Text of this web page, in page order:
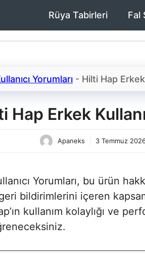
Rüya Tabirleri Fal
Yorumları - Hilti Hap Erkek
Hap Erkek
Apaneks 3 Temmuz
Yorumları​, bu ürün
bildirimlerini içeren
kullanım kolaylığı ve